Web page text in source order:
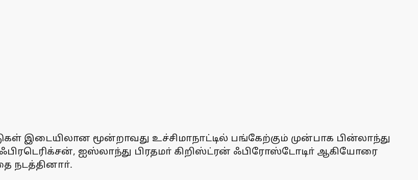
இடையிலான மூன்றாவது உச்சிமாநாட்டில் பங்கேற்கும் முன்பாக பின்லாந்து
ஐஸ்லாந்து பிரதமா் கிறிஸ்ட்ரன் ஃபிரோஸ்டோடிா் ஆகியோரை
நடத்தினாா்.